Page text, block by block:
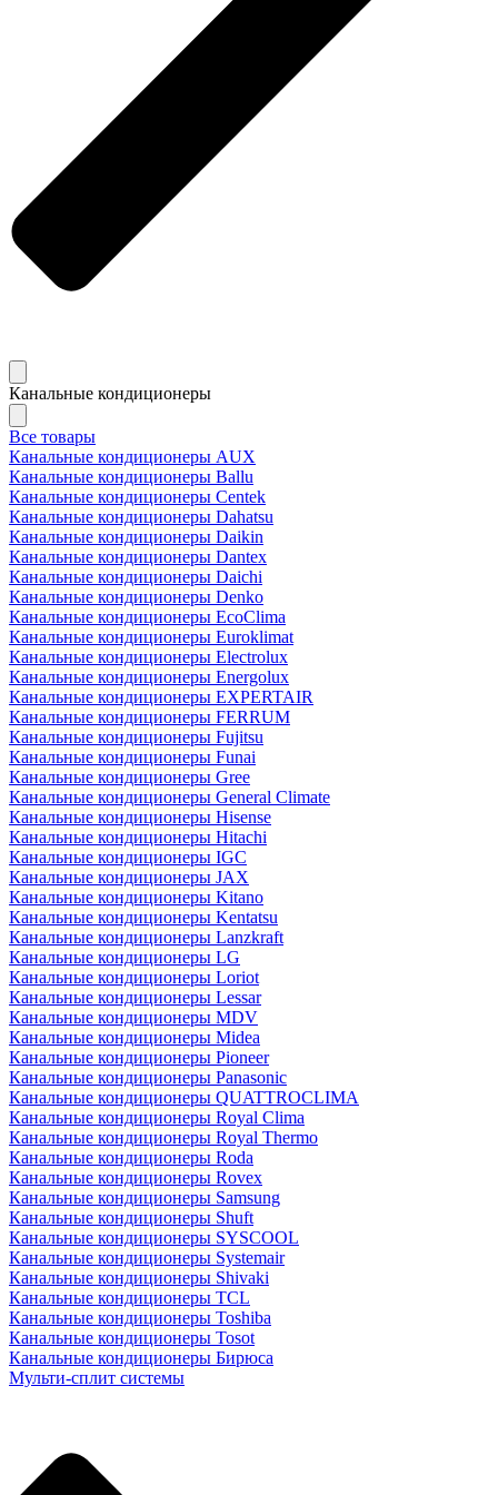
Канальные кондиционеры
Все товары
Канальные кондиционеры AUX
Канальные кондиционеры Ballu
Канальные кондиционеры Centek
Канальные кондиционеры Dahatsu
Канальные кондиционеры Daikin
Канальные кондиционеры Dantex
Канальные кондиционеры Daichi
Канальные кондиционеры Denko
Канальные кондиционеры EcoClima
Канальные кондиционеры Euroklimat
Канальные кондиционеры Electrolux
Канальные кондиционеры Energolux
Канальные кондиционеры EXPERTAIR
Канальные кондиционеры FERRUM
Канальные кондиционеры Fujitsu
Канальные кондиционеры Funai
Канальные кондиционеры Gree
Канальные кондиционеры General Climate
Канальные кондиционеры Hisense
Канальные кондиционеры Hitachi
Канальные кондиционеры IGC
Канальные кондиционеры JAX
Канальные кондиционеры Kitano
Канальные кондиционеры Kentatsu
Канальные кондиционеры Lanzkraft
Канальные кондиционеры LG
Канальные кондиционеры Loriot
Канальные кондиционеры Lessar
Канальные кондиционеры MDV
Канальные кондиционеры Midea
Канальные кондиционеры Pioneer
Канальные кондиционеры Panasonic
Канальные кондиционеры QUATTROCLIMA
Канальные кондиционеры Royal Clima
Канальные кондиционеры Royal Thermo
Канальные кондиционеры Roda
Канальные кондиционеры Rovex
Канальные кондиционеры Samsung
Канальные кондиционеры Shuft
Канальные кондиционеры SYSCOOL
Канальные кондиционеры Systemair
Канальные кондиционеры Shivaki
Канальные кондиционеры TCL
Канальные кондиционеры Toshiba
Канальные кондиционеры Tosot
Канальные кондиционеры Бирюса
Мульти-сплит системы